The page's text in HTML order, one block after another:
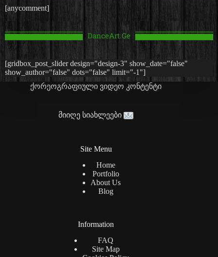
[anycomment]
DanceArt.Ge
[gridbox_post_slider design="design-3" show_date="false"
show_author="false" dots="false" limit="-1"]
ქორეოგრაფიული ვიდეო კონტენტი
მიიღე სიახლეები
Site Menu
Home
Portfolio
About Us
Blog
Information
FAQ
Site Map